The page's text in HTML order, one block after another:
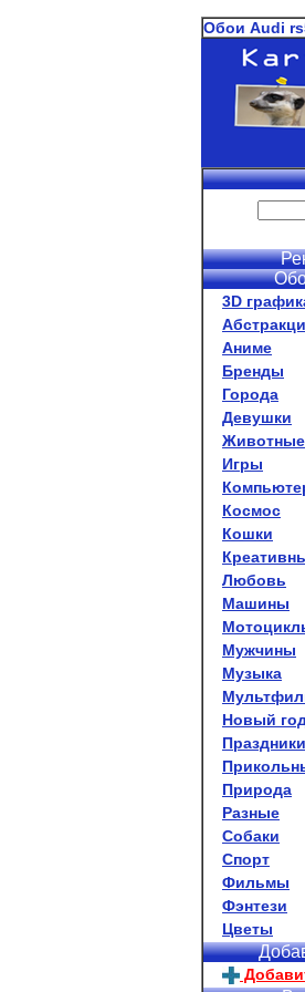
Обои Аudi
3D
Аниме
Бренды
Города
Девушки
Животные
Игры
Космос
Кошки
Любовь
Машины
Мужчины
Музыка
Новый
Праздники
Природа
Разные
Собаки
Спорт
Фильмы
Фэнтези
Цветы